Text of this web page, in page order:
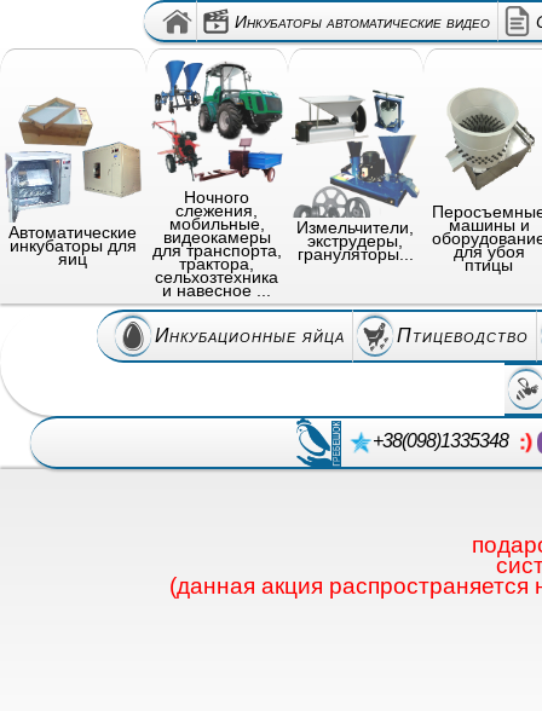
Инкубаторы автоматические видео
Автоматические
инкубаторы для
яиц
Ночного
слежения,
мобильные,
видеокамеры
для транспорта,
трактора,
сельхозтехника
и навесное ...
Измельчители,
экструдеры,
грануляторы...
машины и
для убоя
птицы
Инкубационные яйца Птицеводство
+38(098)1335348
(данная акция